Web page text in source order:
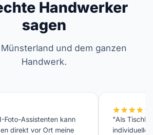
Handwerker
sagen
und dem ganzen
Handwerk.
Foto-Assistenten kann
direkt vor Ort meine
"Als
individuelle